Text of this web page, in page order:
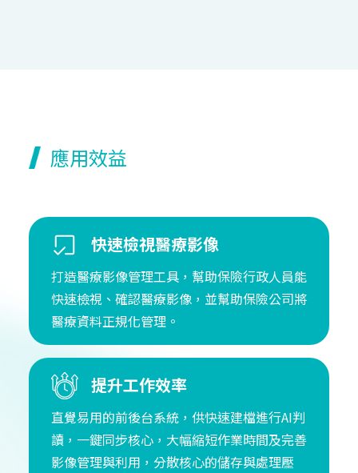
應用效益
快速檢視醫療影像
打造醫療影像管理工具，幫助保險行政人員能
快速檢視、確認醫療影像，並幫助保險公司將
醫療資料正規化管理。
提升工作效率
直覺易用的前後台系統，供快速建檔進行AI判
讀，一鍵同步核心，大幅縮短作業時間及完善
影像管理與利用，分散核心的儲存與處理壓